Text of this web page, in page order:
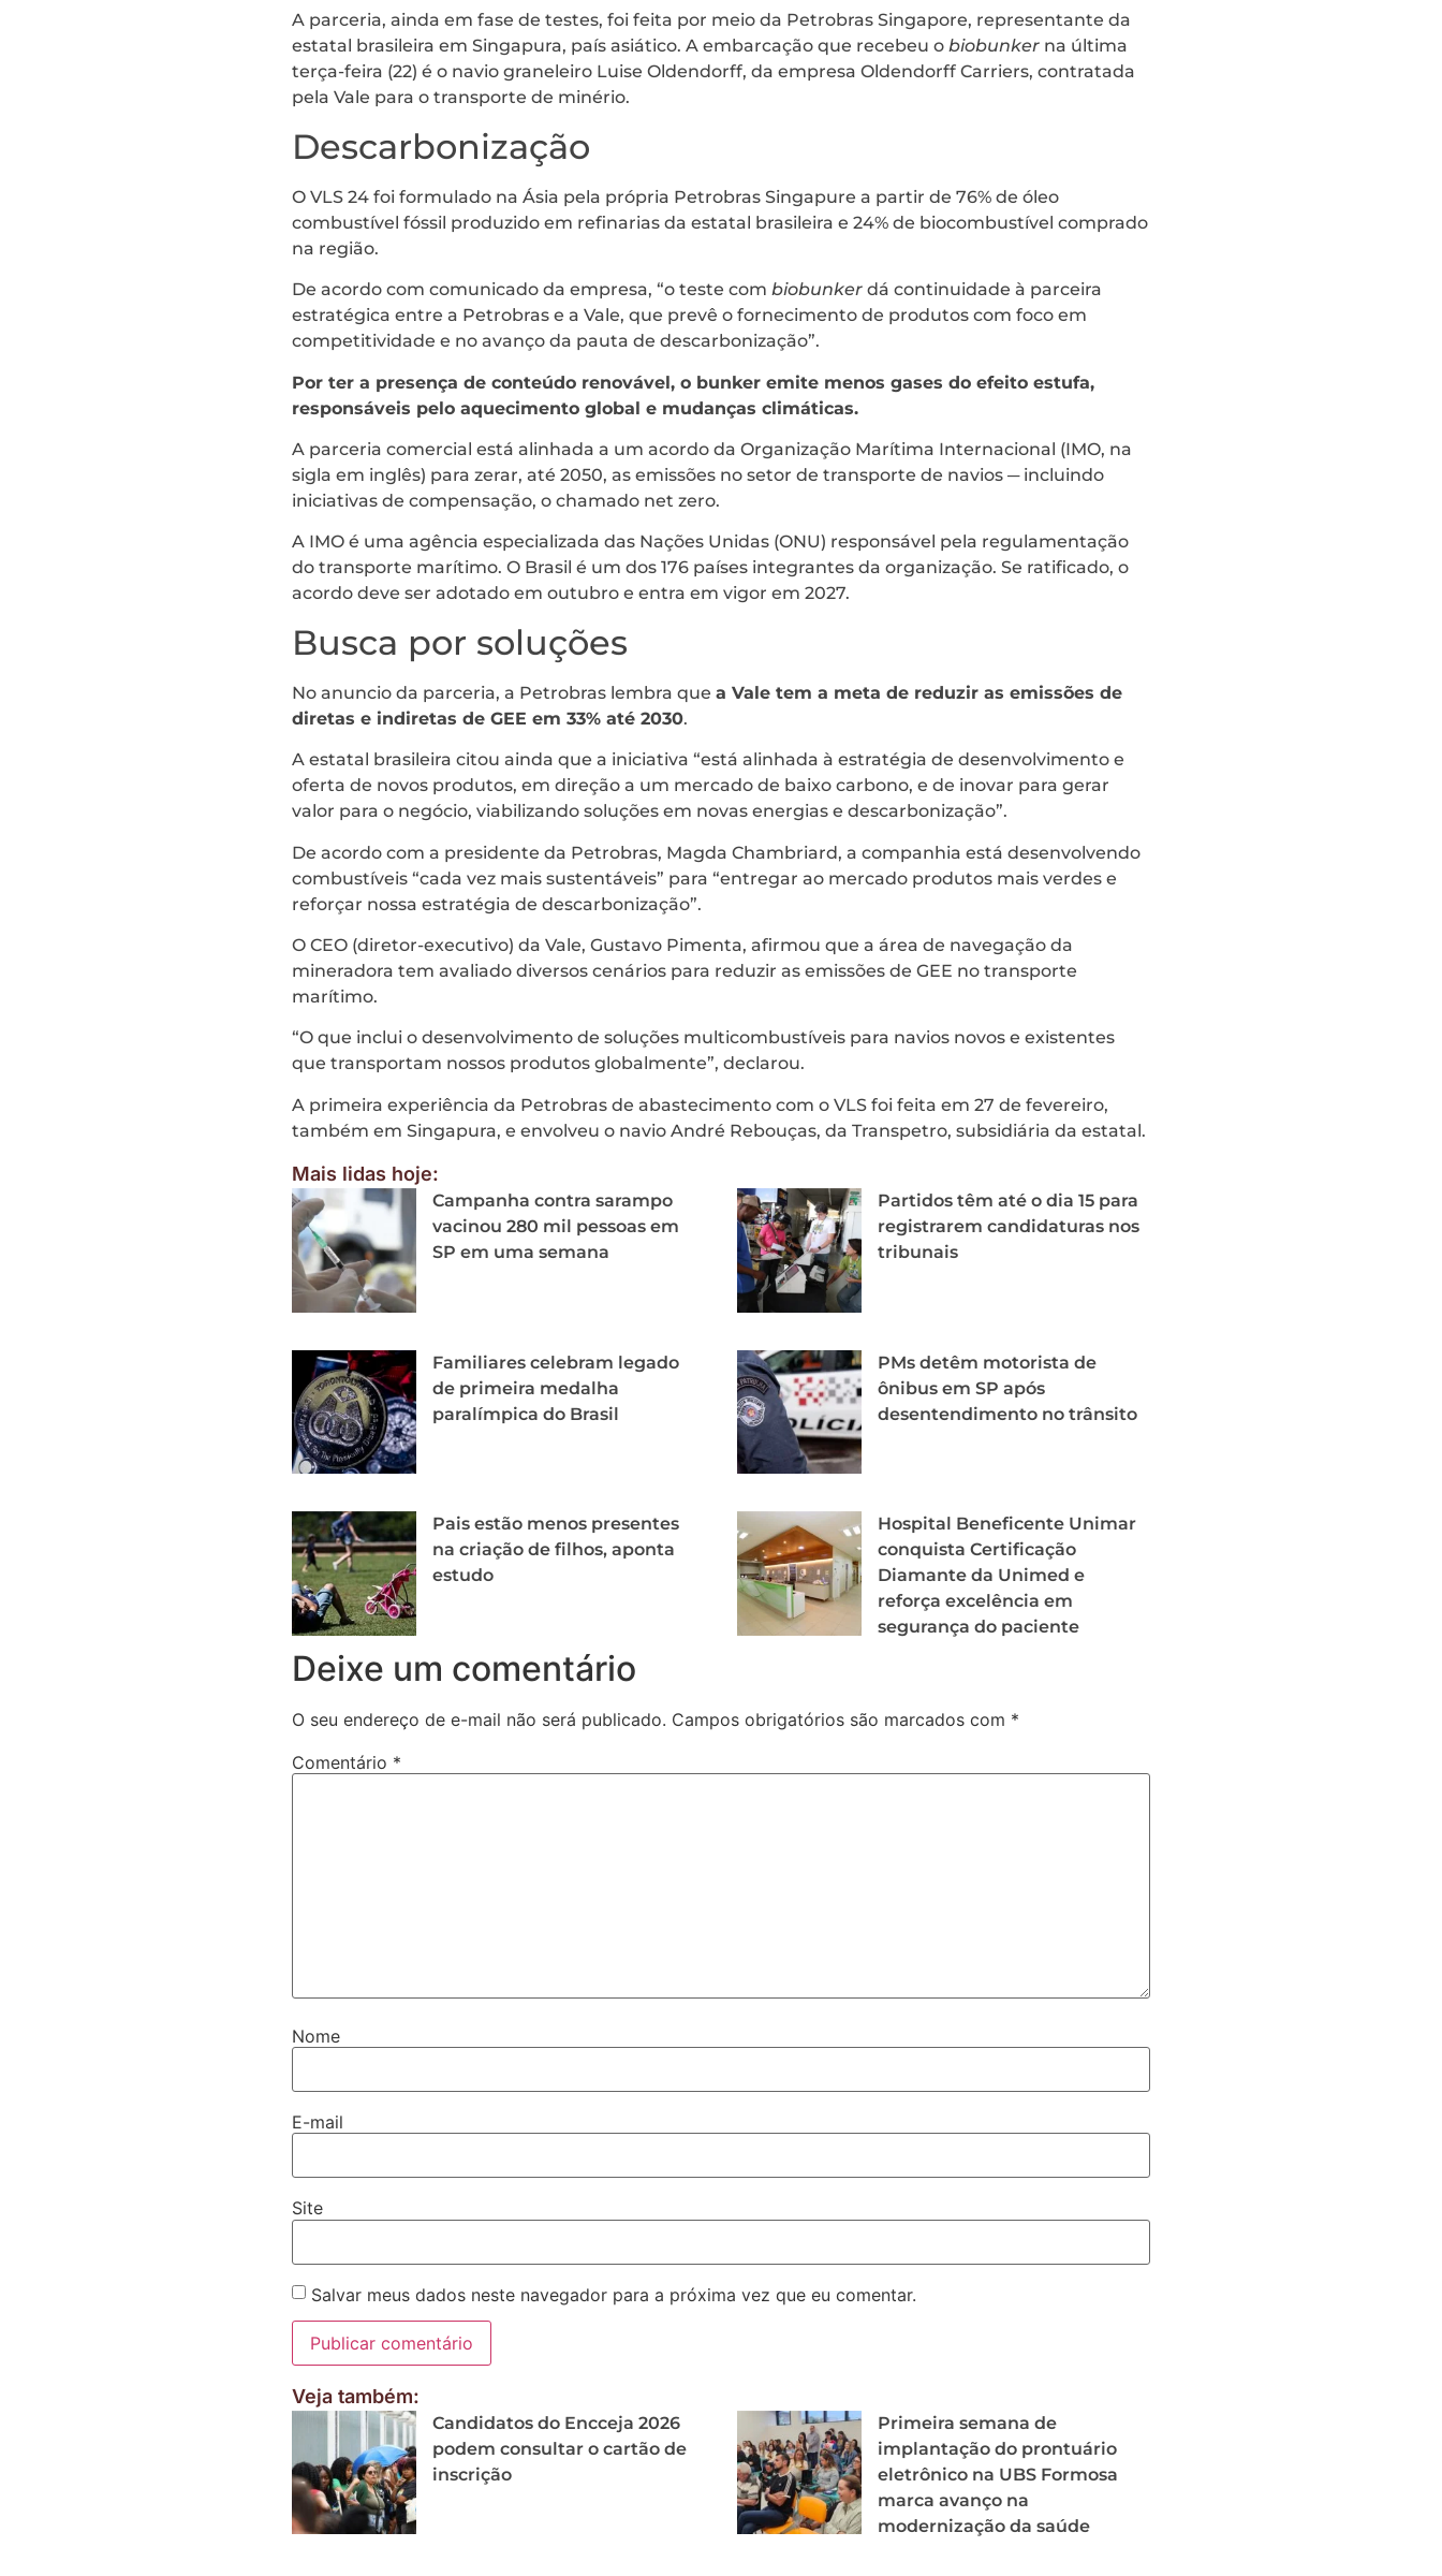
A parceria, ainda em fase de testes, foi feita por meio da Petrobras Singapore, representante da
estatal brasileira em Singapura, país asiático. A embarcação que recebeu o biobunker na última
terça-feira (22) é o navio graneleiro Luise Oldendorff, da empresa Oldendorff Carriers, contratada
pela Vale para o transporte de minério.
Descarbonização
O VLS 24 foi formulado na Ásia pela própria Petrobras Singapure a partir de 76% de óleo
combustível fóssil produzido em refinarias da estatal brasileira e 24% de biocombustível comprado
na região.
De acordo com comunicado da empresa, “o teste com biobunker dá continuidade à parceira
estratégica entre a Petrobras e a Vale, que prevê o fornecimento de produtos com foco em
competitividade e no avanço da pauta de descarbonização”.
Por ter a presença de conteúdo renovável, o bunker emite menos gases do efeito estufa,
responsáveis pelo aquecimento global e mudanças climáticas.
A parceria comercial está alinhada a um acordo da Organização Marítima Internacional (IMO, na
sigla em inglês) para zerar, até 2050, as emissões no setor de transporte de navios ─ incluindo
iniciativas de compensação, o chamado net zero.
A IMO é uma agência especializada das Nações Unidas (ONU) responsável pela regulamentação
do transporte marítimo. O Brasil é um dos 176 países integrantes da organização. Se ratificado, o
acordo deve ser adotado em outubro e entra em vigor em 2027.
Busca por soluções
No anuncio da parceria, a Petrobras lembra que a Vale tem a meta de reduzir as emissões de
diretas e indiretas de GEE em 33% até 2030.
A estatal brasileira citou ainda que a iniciativa “está alinhada à estratégia de desenvolvimento e
oferta de novos produtos, em direção a um mercado de baixo carbono, e de inovar para gerar
valor para o negócio, viabilizando soluções em novas energias e descarbonização”.
De acordo com a presidente da Petrobras, Magda Chambriard, a companhia está desenvolvendo
combustíveis “cada vez mais sustentáveis” para “entregar ao mercado produtos mais verdes e
reforçar nossa estratégia de descarbonização”.
O CEO (diretor-executivo) da Vale, Gustavo Pimenta, afirmou que a área de navegação da
mineradora tem avaliado diversos cenários para reduzir as emissões de GEE no transporte
marítimo.
“O que inclui o desenvolvimento de soluções multicombustíveis para navios novos e existentes
que transportam nossos produtos globalmente”, declarou.
A primeira experiência da Petrobras de abastecimento com o VLS foi feita em 27 de fevereiro,
também em Singapura, e envolveu o navio André Rebouças, da Transpetro, subsidiária da estatal.
Mais lidas hoje:
Campanha contra sarampo
vacinou 280 mil pessoas em
SP em uma semana
Partidos têm até o dia 15 para
registrarem candidaturas nos
tribunais
Familiares celebram legado
de primeira medalha
paralímpica do Brasil
PMs detêm motorista de
ônibus em SP após
desentendimento no trânsito
Pais estão menos presentes
na criação de filhos, aponta
estudo
Hospital Beneficente Unimar
conquista Certificação
Diamante da Unimed e
reforça excelência em
segurança do paciente
Deixe um comentário
O seu endereço de e-mail não será publicado. Campos obrigatórios são marcados com *
Comentário *
Nome
E-mail
Site
Salvar meus dados neste navegador para a próxima vez que eu comentar.
Veja também:
Candidatos do Encceja 2026
podem consultar o cartão de
inscrição
Primeira semana de
implantação do prontuário
eletrônico na UBS Formosa
marca avanço na
modernização da saúde